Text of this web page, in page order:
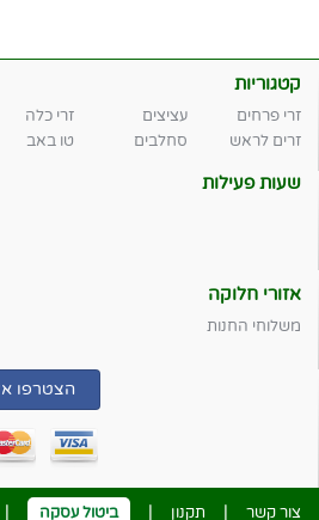
קטגוריות
זרי פרחים עציצים זרי כלה
זרים לראש
סחלבים טו באב
שעות פעילות
אזורי חלוקה
משלוחי החנות
הצטרפו
צור קשר | תקנון | ביטול עסקה |